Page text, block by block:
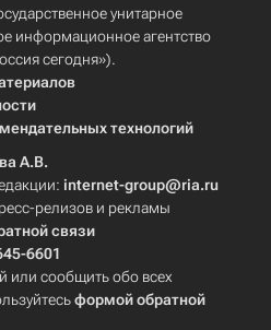
унитарное
информационное агентство
сегодня»).
технологий
А.В.
internet-group@ria.ru
релизов и рекламы
связи
6601
или сообщить обо всех
формой обратной